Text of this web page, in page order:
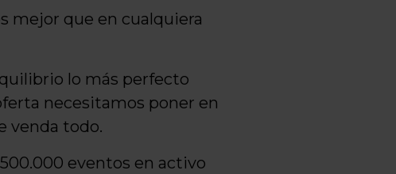
mejor que en cualquiera
lo más perfecto
necesitamos poner en
venda todo.
eventos en activo